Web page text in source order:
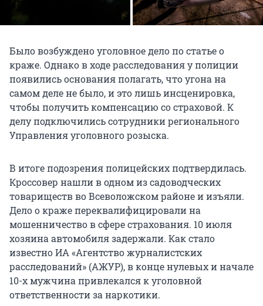
Было возбуждено уголовное дело по статье о
краже. Однако в ходе расследования у полиции
появились основания полагать, что угона на
самом деле не было, и это лишь инсценировка,
чтобы получить компенсацию со страховой. К
делу подключились сотрудники регионального
Управления уголовного розыска.
В итоге подозрения полицейских подтвердилась.
Кроссовер нашли в одном из садоводческих
товариществ во Всеволожском районе и изъяли.
Дело о краже переквалифицировали на
мошенничество в сфере страхования. 10 июля
хозяина автомобиля задержали. Как стало
известноИА «Агентство журналистских
расследований» (АЖУР), в конце нулевых и начале
10-х мужчина привлекался к уголовной
ответственности за наркотики.